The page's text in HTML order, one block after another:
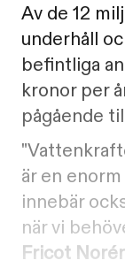
Av de 12
underhåll
befintliga
kronor per
pågående
är en
innebär
när vi
Fricot